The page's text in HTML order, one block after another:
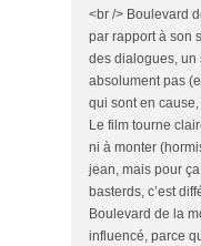
<br /> Boulevard
par rapport à son
des dialogues, un
absolument pas
qui sont en cause,
Le film tourne
ni à monter
jean, mais pour
basterds, c’est
Boulevard de la
influencé, parce